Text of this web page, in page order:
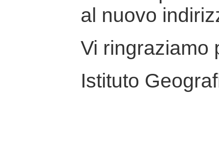
al nuovo
Vi ringraziamo
Istituto